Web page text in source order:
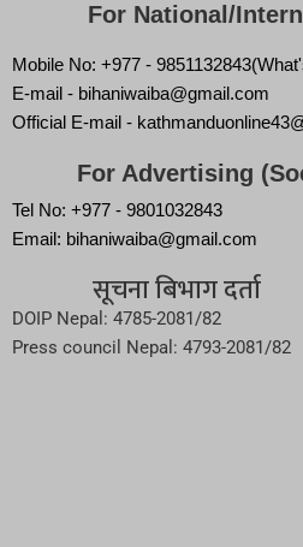
For National/
Mobile No: +977 -
E-mail - bihaniwaiba@gmail.com
Official E-mail -
For Advertising
Tel No: +977 - 9801032843
Email: bihaniwaiba@gmail.com
सूचना बिभाग दर्ता
DOIP Nepal: 4785-2081/82
Press council Nepal: 4793-2081/82